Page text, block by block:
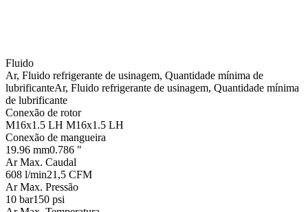
Fluido
Ar, Fluido refrigerante de usinagem, Quantidade mínima de
lubrificanteAr, Fluido refrigerante de usinagem, Quantidade mínima
de lubrificante
Conexão de rotor
M16x1.5 LH M16x1.5 LH
Conexão de mangueira
19.96 mm0.786 "
Ar Max. Caudal
608 l/min21,5 CFM
Ar Max. Pressão
10 bar150 psi